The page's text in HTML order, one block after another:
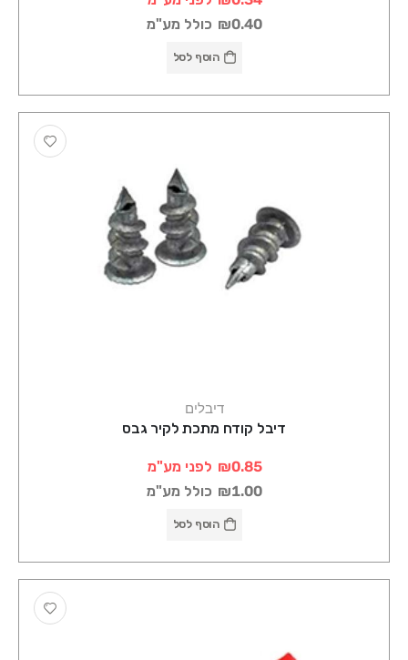
₪0.40 כולל מע"מ
הוסף לסל
דיבלים
דיבל קודח מתכת לקיר גבס
₪0.85 לפני מע"מ
₪1.00 כולל מע"מ
הוסף לסל